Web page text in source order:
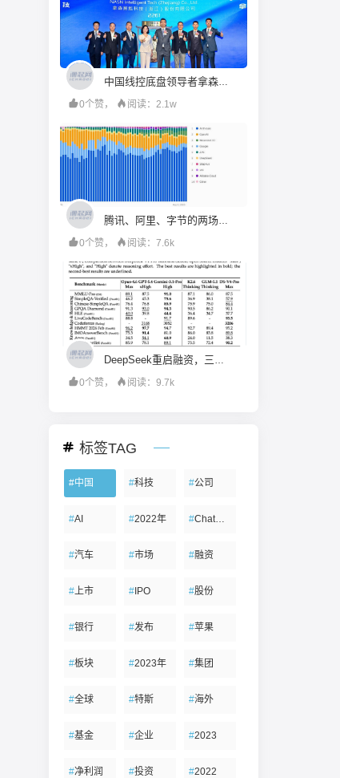
中国线控底盘领导者拿森科技成功登陆香港交易所
0个赞，
阅读：2.1w
腾讯、阿里、字节的两场仗：补Coding旧账，赌Work未来
0个赞，
阅读：7.6k
DeepSeek重启融资，三年市值对齐腾讯？
0个赞，
阅读：9.7k
标签TAG
#中国 #科技 #公司
#AI #2022年 #ChatGPT
#汽车 #市场 #融资
#上市 #IPO #股份
#银行 #发布 #苹果
#板块 #2023年 #集团
#全球 #特斯 #海外
#基金 #企业 #2023
#净利润 #投资 #2022